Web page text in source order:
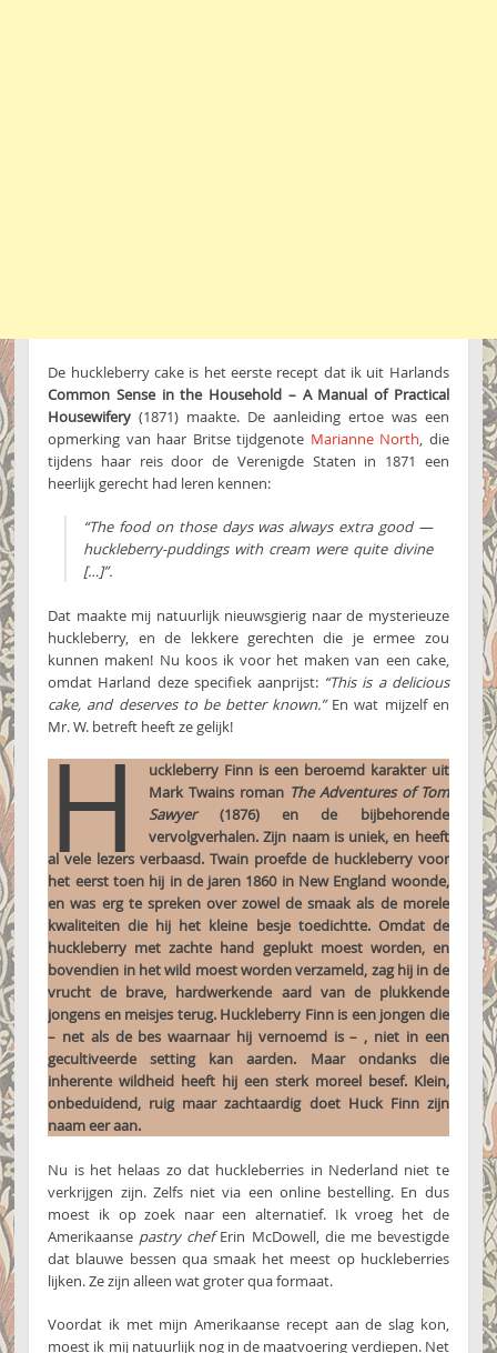
De huckleberry cake is het eerste recept dat ik uit Harlands
Common Sense in the Household – A Manual of Practical
Housewifery (1871) maakte. De aanleiding ertoe was een
opmerking van haar Britse tijdgenote Marianne North, die
tijdens haar reis door de Verenigde Staten in 1871 een
heerlijk gerecht had leren kennen:
“The food on those days was always extra good —
huckleberry-puddings with cream were quite divine
[…]”.
Dat maakte mij natuurlijk nieuwsgierig naar de mysterieuze
huckleberry, en de lekkere gerechten die je ermee zou
kunnen maken! Nu koos ik voor het maken van een cake,
omdat Harland deze specifiek aanprijst: “This is a delicious
cake, and deserves to be better known.”En wat mijzelf en
Mr. W. betreft heeft ze gelijk!
H
uckleberry Finn is een beroemd karakter uit
Mark Twains roman The Adventures of Tom
Sawyer(1876) en de bijbehorende
vervolgverhalen. Zijn naam is uniek, en heeft
al vele lezers verbaasd. Twain proefde de huckleberry voor
het eerst toen hij in de jaren 1860 in New England woonde,
en was erg te spreken over zowel de smaak als de morele
kwaliteiten die hij het kleine besje toedichtte. Omdat de
huckleberry met zachte hand geplukt moest worden, en
bovendien in het wild moest worden verzameld, zag hij in de
vrucht de brave, hardwerkende aard van de plukkende
jongens en meisjes terug. Huckleberry Finn is een jongen die
– net als de bes waarnaar hij vernoemd is – , niet in een
gecultiveerde setting kan aarden. Maar ondanks die
inherente wildheid heeft hij een sterk moreel besef. Klein,
onbeduidend, ruig maar zachtaardig doet Huck Finn zijn
naam eer aan.
Nu is het helaas zo dat huckleberries in Nederland niet te
verkrijgen zijn. Zelfs niet via een online bestelling. En dus
moest ik op zoek naar een alternatief. Ik vroeg het de
Amerikaanse pastry chefErin McDowell, die me bevestigde
dat blauwe bessen qua smaak het meest op huckleberries
lijken. Ze zijn alleen wat groter qua formaat.
Voordat ik met mijn Amerikaanse recept aan de slag kon,
moest ik mij natuurlijk nog in de maatvoering verdiepen. Net